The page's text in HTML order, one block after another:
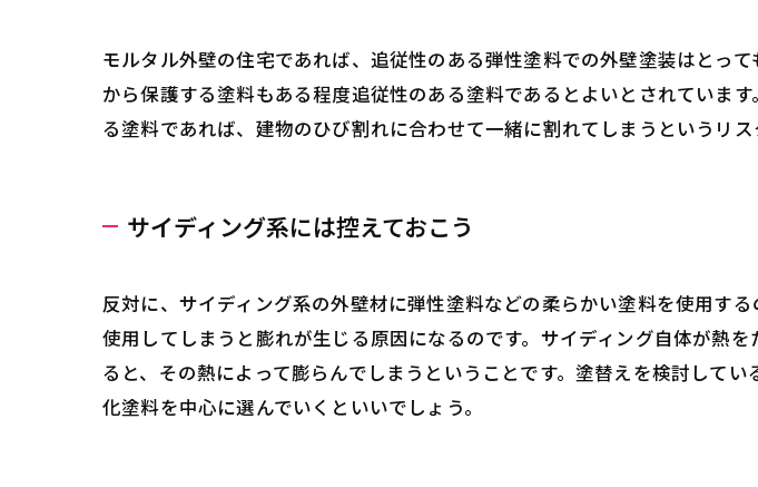
モルタル外壁の住宅であれば、追従性のある弾性塗料での外壁塗装はとっ
から保護する塗料もある程度追従性のある塗料であるとよいとされていま
る塗料であれば、建物のひび割れに合わせて一緒に割れてしまうというリス
サイディング系には控えておこう
反対に、サイディング系の外壁材に弾性塗料などの柔らかい塗料を使用す
使用してしまうと膨れが生じる原因になるのです。サイディング自体が熱
ると、その熱によって膨らんでしまうということです。塗替えを検討して
化塗料を中心に選んでいくといいでしょう。